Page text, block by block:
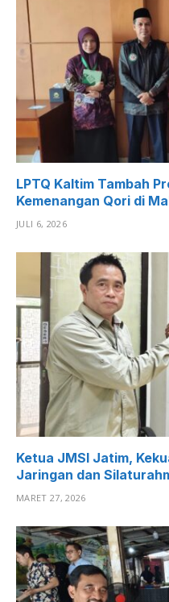
LPTQ Kaltim Tambah
Kemenangan Qori di
JULI 6, 2026
Ketua JMSI Jatim,
Jaringan dan
MARET 27, 2026